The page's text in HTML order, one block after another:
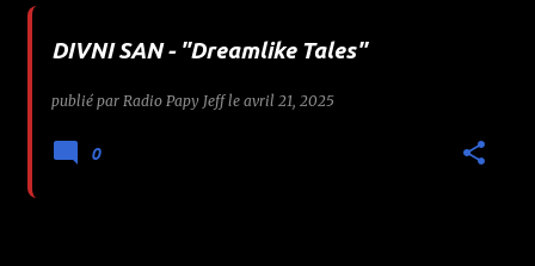
DIVNI SAN - "Dreamlike Tales"
publié par Radio Papy Jeff le avril 21, 2025
0